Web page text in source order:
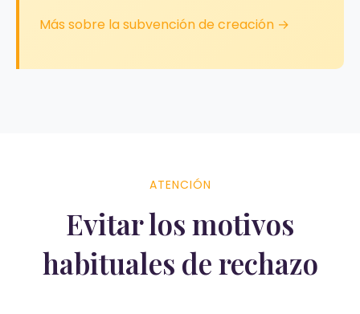
Más sobre la subvención de creación →
ATENCIÓN
Evitar los motivos
habituales de rechazo